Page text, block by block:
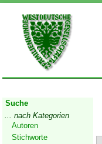
Suche
... nach Kategorien
Autoren
Stichworte